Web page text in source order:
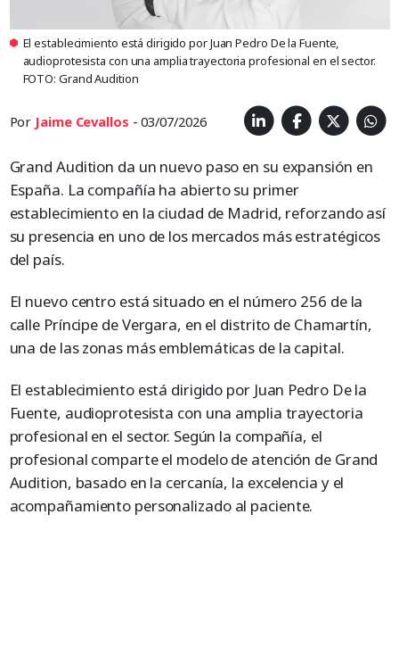
El establecimiento está dirigido por Juan Pedro De la Fuente,
audioprotesista con una amplia trayectoria profesional en el sector.
FOTO: Grand Audition
Por Jaime Cevallos - 03/07/2026
Grand Audition da un nuevo paso en su expansión en
España. La compañía ha abierto su primer
establecimiento en la ciudad de Madrid, reforzando así
su presencia en uno de los mercados más estratégicos
del país.
El nuevo centro está situado en el número 256 de la
calle Príncipe de Vergara, en el distrito de Chamartín,
una de las zonas más emblemáticas de la capital.
El establecimiento está dirigido por Juan Pedro De la
Fuente, audioprotesista con una amplia trayectoria
profesional en el sector. Según la compañía, el
profesional comparte el modelo de atención de Grand
Audition, basado en la cercanía, la excelencia y el
acompañamiento personalizado al paciente.